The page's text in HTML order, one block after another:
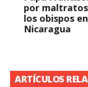
por
los obispos en
Nicaragua
ARTÍCULOS